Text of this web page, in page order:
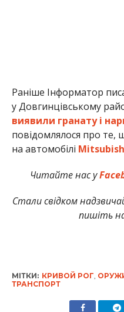
Раніше Інформатор
у Довгинцівському
виявили гранату і
повідомлялося про те,
на автомобілі
Читайте нас у
Стали свідком
пишіть
МІТКИ: КРИВОЙ РОГ
ТРАНСПОРТ